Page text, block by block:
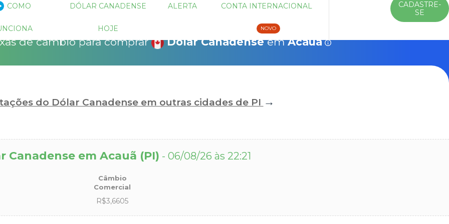
descontos!
através do sistema de ofertas do
pagar quanto?
COMO DÓLAR CANADENSE
HOJE
ALERTA CONTA INTERNACIONAL
NOVO
CADASTRE-
SE
de câmbio para comprar Dólar CanadenseemAcauã
do Dólar Canadense em outras cidades de PI →
Canadense em Acauã (PI) - 06/08/26 às 22:21
Câmbio
Comercial
R$3,6605